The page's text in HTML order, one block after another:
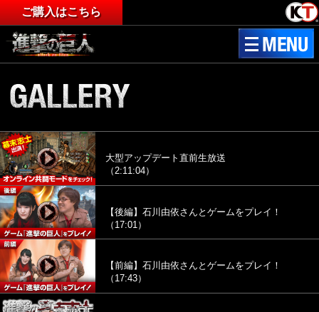
ご購入はこちら
大型アップデート直前生放送
（2:11:04）
【後編】石川由依さんとゲームをプレイ！
（17:01）
【前編】石川由依さんとゲームをプレイ！
（17:43）